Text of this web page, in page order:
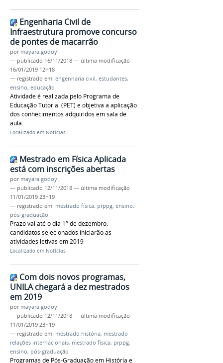
Engenharia Civil de
Infraestrutura promove concurso
de pontes de macarrão
por mayara.godoy
— publicado 16/11/2018 — última modificação
16/01/2019 12h18
— registrado em: engenharia civil, estudantes,
ensino, educação
Atividade é realizada pelo Programa de
Educação Tutorial (PET) e objetiva a aplicação
dos conhecimentos adquiridos em sala de
aula
Localizado em Notícias
Mestrado em Física Aplicada
está com inscrições abertas
por mayara.godoy
— publicado 12/11/2018 — última modificação
11/01/2019 23h19
— registrado em: mestrado física, prppg, ensino,
pós-graduação
Prazo vai até o dia 1º de dezembro;
candidatos selecionados iniciarão as
atividades letivas em 2019
Localizado em Notícias
Com dois novos programas,
UNILA chegará a dez mestrados
em 2019
por mayara.godoy
— publicado 12/11/2018 — última modificação
11/01/2019 23h19
— registrado em: mestrado história, mestrado
relações internacionais, mestrado física, prppg,
ensino, pós-graduação
Programas de Pós-Graduação em História e